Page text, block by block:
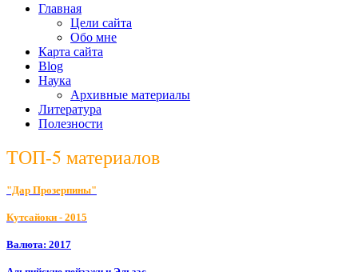
Главная
Цели сайта
Обо мне
Карта сайта
Blog
Наука
Архивные материалы
Литература
Полезности
ТОП-5 материалов
"Дар Прозерпины"
Кутсайоки - 2015
Валюта: 2017